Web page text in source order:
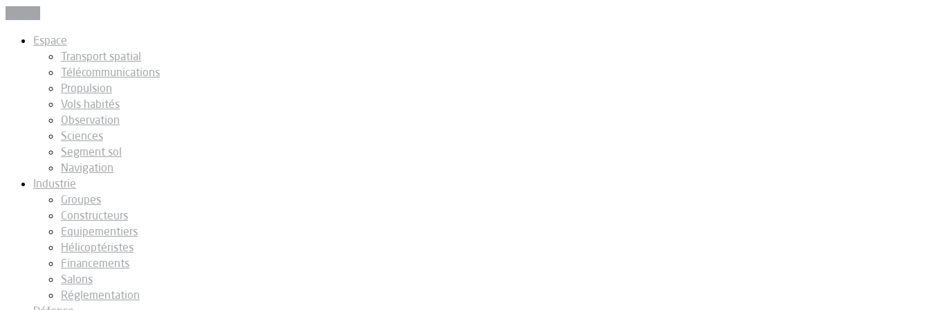
Espace
Transport spatial
Télécommunications
Propulsion
Vols habités
Observation
Sciences
Segment sol
Navigation
Industrie
Groupes
Constructeurs
Equipementiers
Hélicoptéristes
Financements
Salons
Réglementation